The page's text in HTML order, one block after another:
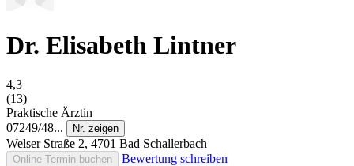
Dr. Elisabeth Lintner
4,3
(13)
Praktische Ärztin
07249/48...
Nr. zeigen
Welser Straße 2, 4701 Bad Schallerbach
Online-Termin buchen
Bewertung schreiben